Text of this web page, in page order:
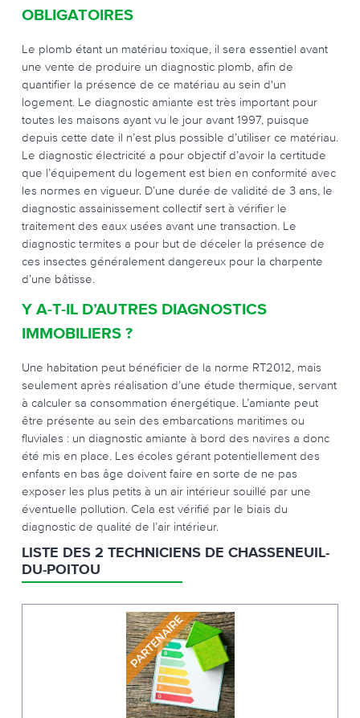
OBLIGATOIRES
Le plomb étant un matériau toxique, il sera essentiel avant
une vente de produire un diagnostic plomb, afin de
quantifier la présence de ce matériau au sein d'un
logement. Le diagnostic amiante est très important pour
toutes les maisons ayant vu le jour avant 1997, puisque
depuis cette date il n’est plus possible d’utiliser ce matériau.
Le diagnostic électricité a pour objectif d’avoir la certitude
que l’équipement du logement est bien en conformité avec
les normes en vigueur. D’une durée de validité de 3 ans, le
diagnostic assainissement collectif sert à vérifier le
traitement des eaux usées avant une transaction. Le
diagnostic termites a pour but de déceler la présence de
ces insectes généralement dangereux pour la charpente
d’une bâtisse.
Y A-T-IL D’AUTRES DIAGNOSTICS
IMMOBILIERS ?
Une habitation peut bénéficier de la norme RT2012, mais
seulement après réalisation d’une étude thermique, servant
à calculer sa consommation énergétique. L’amiante peut
être présente au sein des embarcations maritimes ou
fluviales : un diagnostic amiante à bord des navires a donc
été mis en place. Les écoles gérant potentiellement des
enfants en bas âge doivent faire en sorte de ne pas
exposer les plus petits à un air intérieur souillé par une
éventuelle pollution. Cela est vérifié par le biais du
diagnostic de qualité de l’air intérieur.
LISTE DES 2 TECHNICIENS DE CHASSENEUIL-
DU-POITOU